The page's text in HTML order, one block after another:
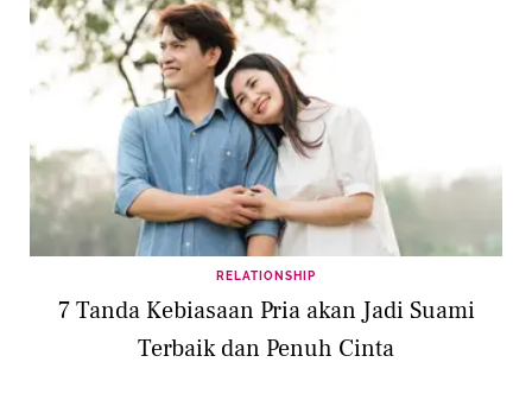
RELATIONSHIP
7 Tanda Kebiasaan Pria akan Jadi Suami
Terbaik dan Penuh Cinta